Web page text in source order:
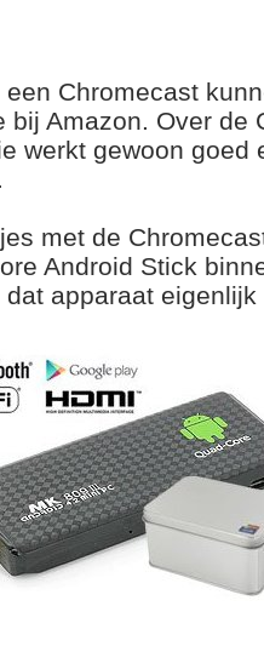
Chromecast
bij Amazon. Over de
werkt gewoon goed
met de
Android Stick
apparaat